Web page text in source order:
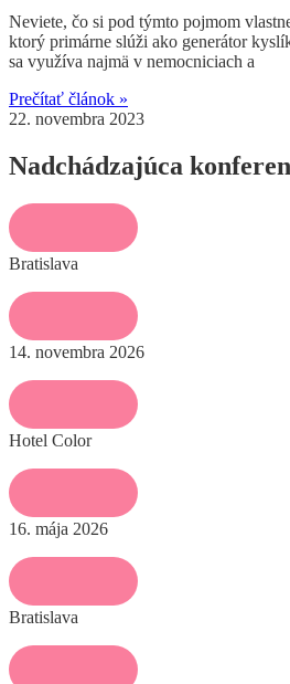
Neviete, čo si pod týmto pojmom
ktorý primárne slúži ako generátor
sa využíva najmä v nemocniciach a
Prečítať článok »
22. novembra 2023
Nadchádzajúca
Bratislava
14. novembra 2026
Hotel Color
16. mája 2026
Bratislava